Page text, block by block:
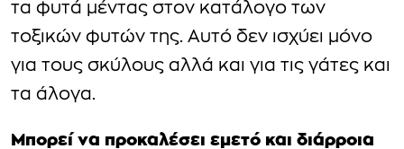
τα φυτά μέντας στον κατάλογο των
τοξικών φυτών της. Αυτό δεν ισχύει μόνο
για τους σκύλους αλλά και για τις γάτες και
τα άλογα.
Μπορεί να προκαλέσει εμετό και διάρροια